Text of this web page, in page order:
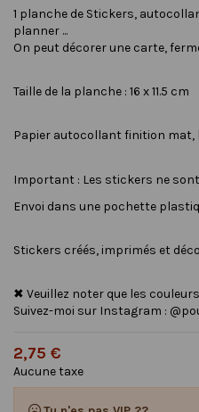
1 planche de Stickers,
planner ...
On peut décorer une carte,
Taille de la planche : 16 x 11.5 cm
Papier autocollant finition mat,
Important : Les stickers ne
Envoi dans une pochette
Stickers créés, imprimés et
✖ Veuillez noter que les
Suivez-moi sur Instagram :
2,75 €
Aucune taxe